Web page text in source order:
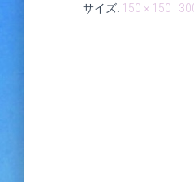
サイズ: 150 × 150